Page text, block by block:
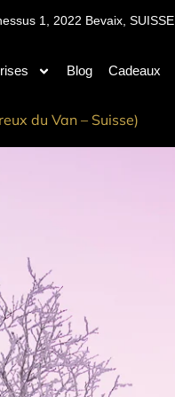
1, 2022 Bevaix, SUISSE
Blog Cadeaux
du Van – Suisse)